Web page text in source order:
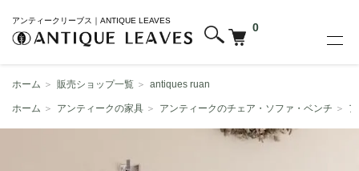
アンティークリーブス｜ANTIQUE LEAVES
0
ホーム ＞ 販売ショップ一覧 ＞ antiques ruan
ホーム ＞ アンティークの家具 ＞ アンティークのチェア・ソファ・ベンチ ＞